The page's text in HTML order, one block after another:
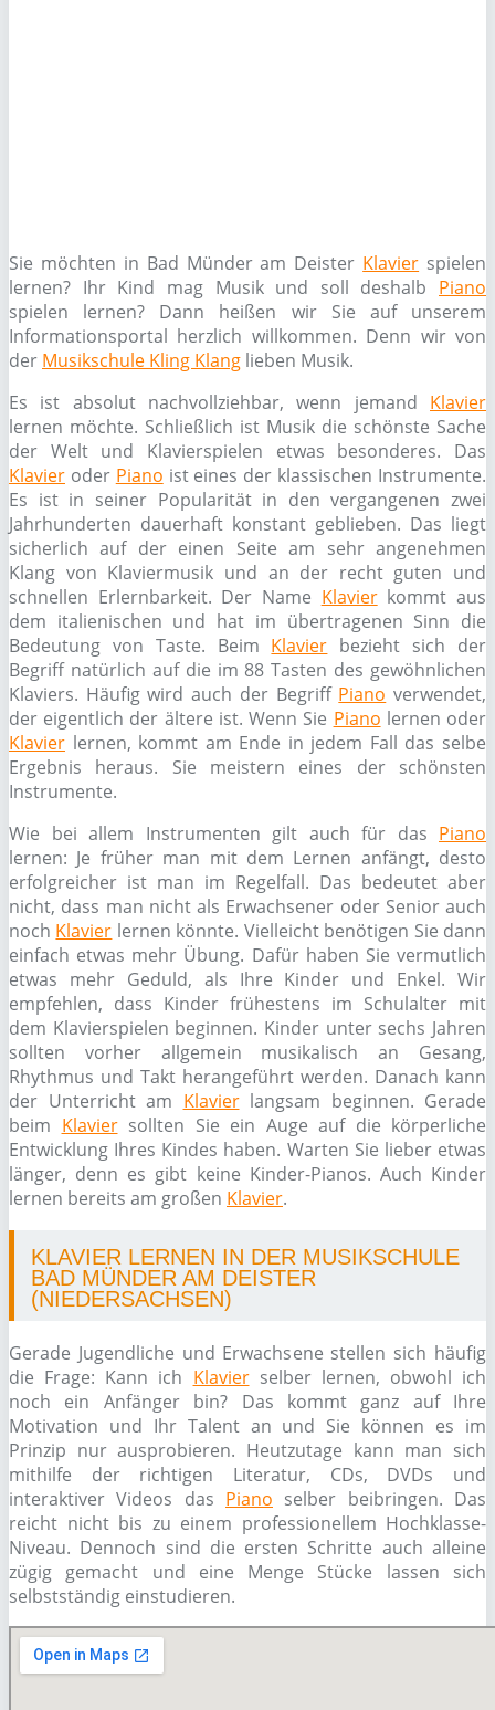
Sie möchten in Bad Münder am Deister Klavier spielen
lernen? Ihr Kind mag Musik und soll deshalb Piano
spielen lernen? Dann heißen wir Sie auf unserem
Informationsportal herzlich willkommen. Denn wir von
der Musikschule Kling Klang lieben Musik.
Es ist absolut nachvollziehbar, wenn jemand Klavier
lernen möchte. Schließlich ist Musik die schönste Sache
der Welt und Klavierspielen etwas besonderes. Das
Klavier oder Piano ist eines der klassischen Instrumente.
Es ist in seiner Popularität in den vergangenen zwei
Jahrhunderten dauerhaft konstant geblieben. Das liegt
sicherlich auf der einen Seite am sehr angenehmen
Klang von Klaviermusik und an der recht guten und
schnellen Erlernbarkeit. Der Name Klavierkommt aus
dem italienischen und hat im übertragenen Sinn die
Bedeutung von Taste. Beim Klavier bezieht sich der
Begriff natürlich auf die im 88 Tasten des gewöhnlichen
Klaviers. Häufig wird auch der Begriff Piano verwendet,
der eigentlich der ältere ist. Wenn Sie Piano lernen oder
Klavier lernen, kommt am Ende in jedem Fall das selbe
Ergebnis heraus. Sie meistern eines der schönsten
Instrumente.
Wie bei allem Instrumenten gilt auch für das Piano
lernen: Je früher man mit dem Lernen anfängt, desto
erfolgreicher ist man im Regelfall. Das bedeutet aber
nicht, dass man nicht als Erwachsener oder Senior auch
noch Klavier lernen könnte. Vielleicht benötigen Sie dann
einfach etwas mehr Übung. Dafür haben Sie vermutlich
etwas mehr Geduld, als Ihre Kinder und Enkel. Wir
empfehlen, dass Kinder frühestens im Schulalter mit
dem Klavierspielen beginnen. Kinder unter sechs Jahren
sollten vorher allgemein musikalisch an Gesang,
Rhythmus und Takt herangeführt werden. Danach kann
der Unterricht am Klavierlangsam beginnen. Gerade
beim Klaviersollten Sie ein Auge auf die körperliche
Entwicklung Ihres Kindes haben. Warten Sie lieber etwas
länger, denn es gibt keine Kinder-Pianos. Auch Kinder
lernen bereits am großen Klavier.
KLAVIER LERNEN IN DER MUSIKSCHULE
BAD MÜNDER AM DEISTER
(NIEDERSACHSEN)
Gerade Jugendliche und Erwachsene stellen sich häufig
die Frage: Kann ich Klavierselber lernen, obwohl ich
noch ein Anfänger bin? Das kommt ganz auf Ihre
Motivation und Ihr Talent an und Sie können es im
Prinzip nur ausprobieren. Heutzutage kann man sich
mithilfe der richtigen Literatur, CDs, DVDs und
interaktiver Videos das Piano selber beibringen. Das
reicht nicht bis zu einem professionellem Hochklasse-
Niveau. Dennoch sind die ersten Schritte auch alleine
zügig gemacht und eine Menge Stücke lassen sich
selbstständig einstudieren.